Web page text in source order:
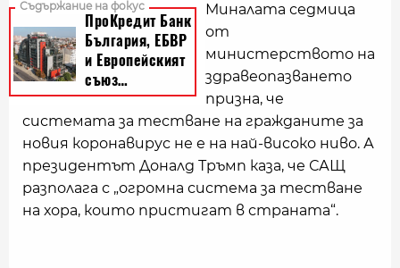
Миналата седмица
от
министерството на
здравеопазването
призна, че
системата за тестване на гражданите за
новия коронавирус не е на най-високо ниво. А
президентът Доналд Тръмп каза, че САЩ
разполага с „огромна система за тестване
на хора, които пристигат в страната“.